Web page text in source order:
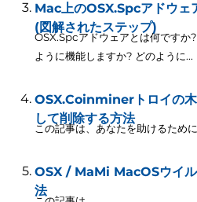
Mac上のOSX.Spcアドウェ
(図解されたステップ)
OSX.Spcアドウェアとは何ですか
ように機能しますか? どのように...
OSX.Coinminerトロイの
して削除する方法
この記事は、あなたを助けるため
OSX / MaMi MacOSウイ
法